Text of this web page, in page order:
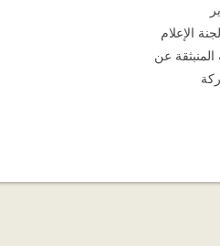
الإعلام
المنبثقة عن